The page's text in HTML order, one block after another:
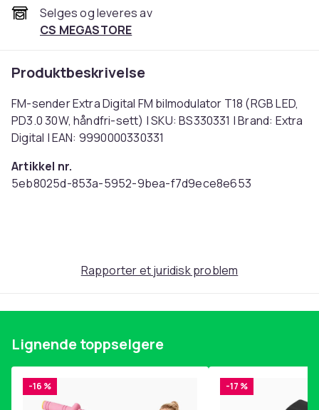
Selges og leveres av
CS MEGASTORE
Produktbeskrivelse
FM-sender Extra Digital FM bilmodulator T18 (RGB LED,
PD3.0 30W, håndfri-sett) | SKU: BS330331 | Brand: Extra
Digital | EAN: 9990000330331
Artikkel nr.
5eb8025d-853a-5952-9bea-f7d9ece8e653
Rapporter et juridisk problem
Lignende toppselgere
-16 % -17 %